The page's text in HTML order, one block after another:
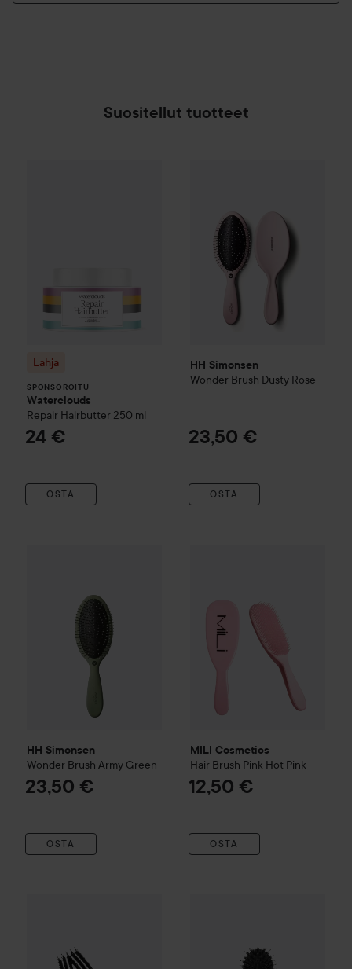
Suositellut tuotteet
Lahja
SPONSOROITU
Waterclouds
Repair Hairbutter 250 ml
24 €
OSTA
HH Simonsen
Wonder Brush Dusty Rose
23,50 €
OSTA
HH Simonsen
Wonder Brush Army Green
23,50 €
OSTA
MILI Cosmetics
Hair Brush Pink Hot Pink
12,50 €
OSTA